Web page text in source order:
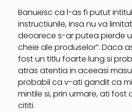
Banuiesc ca l-as fi putut
instructiunile, insa nu va
deoarece s-ar putea pierde
cheie ale produselor”. Daca
fost un titlu foarte lung si
atras atentia in aceeasi
probabil ca v-ati gandit ca
mintile si, prin urmare, ati
cititi.